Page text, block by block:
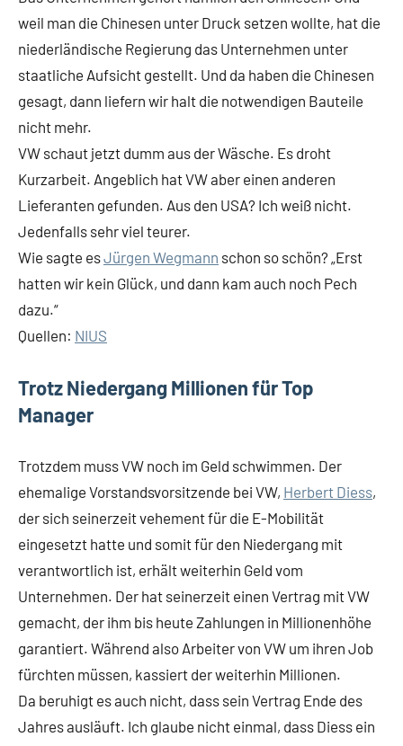
weil man die Chinesen unter Druck setzen wollte, hat die
niederländische Regierung das Unternehmen unter
staatliche Aufsicht gestellt. Und da haben die Chinesen
gesagt, dann liefern wir halt die notwendigen Bauteile
nicht mehr.
VW schaut jetzt dumm aus der Wäsche. Es droht
Kurzarbeit. Angeblich hat VW aber einen anderen
Lieferanten gefunden. Aus den USA? Ich weiß nicht.
Jedenfalls sehr viel teurer.
Wie sagte esJürgen Wegmann schon so schön? „Erst
hatten wir kein Glück, und dann kam auch noch Pech
dazu.“
Quellen: NIUS
Trotz Niedergang Millionen für Top
Manager
Trotzdem muss VW noch im Geld schwimmen. Der
ehemalige Vorstandsvorsitzende bei VW, Herbert Diess,
der sich seinerzeit vehement für die E-Mobilität
eingesetzt hatte und somit für den Niedergang mit
verantwortlich ist, erhält weiterhin Geld vom
Unternehmen. Der hat seinerzeit einen Vertrag mit VW
gemacht, der ihm bis heute Zahlungen in Millionenhöhe
garantiert. Während also Arbeiter von VW um ihren Job
fürchten müssen, kassiert der weiterhin Millionen.
Da beruhigt es auch nicht, dass sein Vertrag Ende des
Jahres ausläuft. Ich glaube nicht einmal, dass Diess ein